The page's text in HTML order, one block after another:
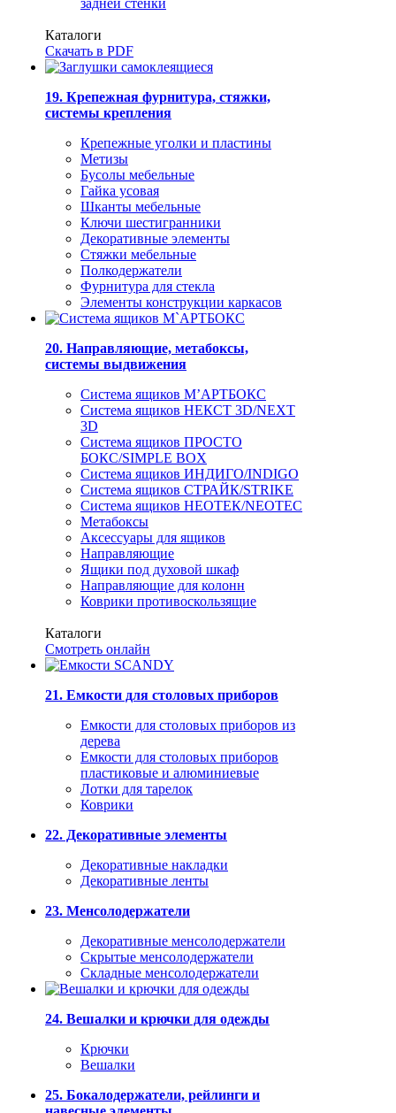
задней стенки
Каталоги
Скачать в PDF
19. Крепежная фурнитура, стяжки,
системы крепления
Крепежные уголки и пластины
Метизы
Бусолы мебельные
Гайка усовая
Шканты мебельные
Ключи шестигранники
Декоративные элементы
Стяжки мебельные
Полкодержатели
Фурнитура для стекла
Элементы конструкции каркасов
20. Направляющие, метабоксы,
системы выдвижения
Система ящиков М’АРТБОКС
Система ящиков НЕКСТ 3D/NEXT
3D
Система ящиков ПРОСТО
БОКС/SIMPLE BOX
Система ящиков ИНДИГО/INDIGO
Система ящиков СТРАЙК/STRIKE
Система ящиков НЕОТЕК/NEOTEC
Метабоксы
Аксессуары для ящиков
Направляющие
Ящики под духовой шкаф
Направляющие для колонн
Коврики противоскользящие
Каталоги
Смотреть онлайн
21. Емкости для столовых приборов
Емкости для столовых приборов из
дерева
Емкости для столовых приборов
пластиковые и алюминиевые
Лотки для тарелок
Коврики
22. Декоративные элементы
Декоративные накладки
Декоративные ленты
23. Менсолодержатели
Декоративные менсолодержатели
Скрытые менсолодержатели
Складные менсолодержатели
24. Вешалки и крючки для одежды
Крючки
Вешалки
25. Бокалодержатели, рейлинги и